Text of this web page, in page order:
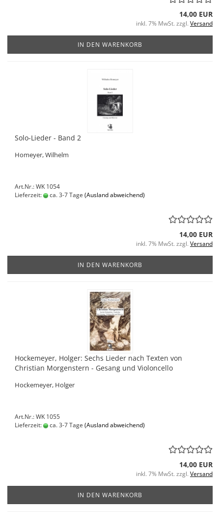
14,00 EUR
inkl. 7% MwSt. zzgl. Versand
IN DEN WARENKORB
Solo-Lieder - Band 2
Homeyer, Wilhelm
Art.Nr.: WK 1054
Lieferzeit:
ca. 3-7 Tage (Ausland abweichend)
14,00 EUR
inkl. 7% MwSt. zzgl. Versand
IN DEN WARENKORB
Hockemeyer, Holger: Sechs Lieder nach Texten von
Christian Morgenstern - Gesang und Violoncello
Hockemeyer, Holger
Art.Nr.: WK 1055
Lieferzeit:
ca. 3-7 Tage (Ausland abweichend)
14,00 EUR
inkl. 7% MwSt. zzgl. Versand
IN DEN WARENKORB